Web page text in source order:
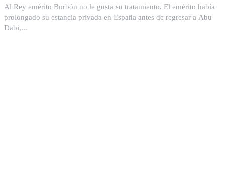
Al Rey emérito Borbón no le gusta su tratamiento. El emérito había
prolongado su estancia privada en España antes de regresar a Abu
Dabi,...